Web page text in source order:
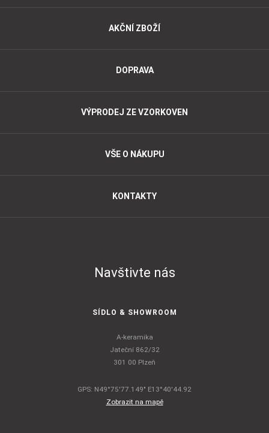
AKČNÍ ZBOŽÍ
DOPRAVA
VÝPRODEJ ZE VZORKOVEN
VŠE O NÁKUPU
KONTAKTY
Navštivte nás
SÍDLO & SHOWROOM
A-keramika
Jateční 862/32
301 00 Plzeň
GPS: N49°75'77.149" E13°40'44.92
Zobrazit na mapě